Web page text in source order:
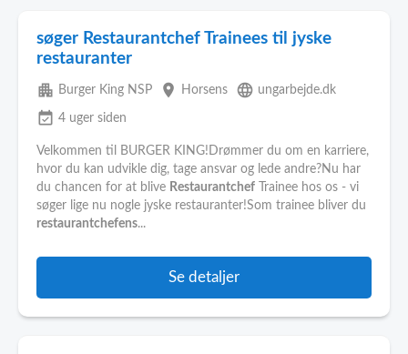
søger Restaurantchef Trainees til jyske
restauranter
apartment Burger King NSP place Horsens language ungarbejde.dk
event_available 4 uger siden
Velkommen til BURGER KING!Drømmer du om en karriere,
hvor du kan udvikle dig, tage ansvar og lede andre?Nu har
du chancen for at blive Restaurantchef Trainee hos os - vi
søger lige nu nogle jyske restauranter!Som trainee bliver du
restaurantchefens...
Se detaljer